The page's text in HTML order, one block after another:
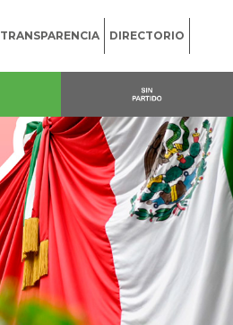
TRANSPARENCIA DIRECTORIO